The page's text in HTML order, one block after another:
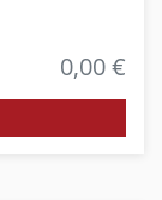
0,00 €